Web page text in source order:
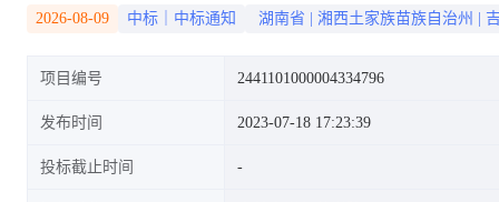
2026-08-09 中标｜中标通知 湖南省 湘西土家族苗族自治州
项目编号 2441101000004334796
发布时间 2023-07-18 17:23:39
投标截止时间